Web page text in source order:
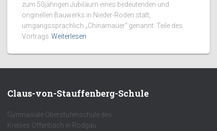
zum 50jährigen Jubiläum eines bedeutenden und
originellen Bauwerks in Nieder-Roden statt,
umgangssprachlich „Chinamauer“ genannt. Teile des
Vortrags Weiterlesen
Claus-von-Stauffenberg-Schule
Gymnasiale Oberstufenschule des
Kreises Offenbach in Rodgau